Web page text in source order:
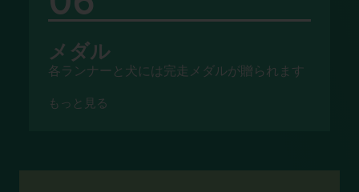
メダル
各ランナーと犬には完走メダルが贈られます
もっと見る